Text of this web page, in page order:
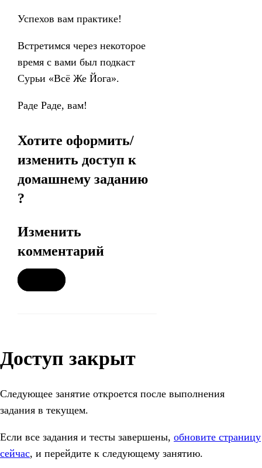
Успехов вам практике!
Встретимся через некоторое
время с вами был подкаст
Сурьи «Всё Же Йога».
Раде Раде, вам!
Хотите оформить/
изменить доступ к
домашнему заданию
?
Изменить
комментарий
Доступ закрыт
Следующее занятие откроется после выполнения
задания в текущем.
Если все задания и тесты завершены, обновите страницу
сейчас, и перейдите к следующему занятию.